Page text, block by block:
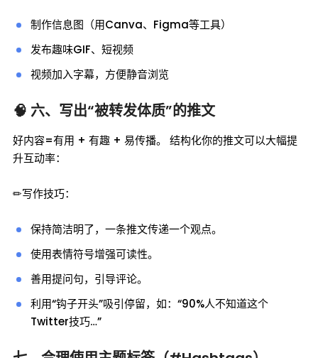
制作信息图（用Canva、Figma等工具）
发布趣味GIF、短视频
视频加入字幕，方便静音浏览
🧠 六、写出“被转发体质”的推文
好内容=有用 + 有趣 + 易传播。 结构化你的推文可以大幅提
升互动率：
✏写作技巧：
保持简洁明了，一条推文传递一个观点。
使用表情符号增强可读性。
善用提问句，引导评论。
利用“钩子开头”吸引停留，如：“90%人不知道这个
Twitter技巧…”